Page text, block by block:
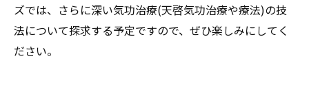
ズでは、さらに深い気功治療(天啓気功治療や療法)の技
法について探求する予定ですので、ぜひ楽しみにしてく
ださい。